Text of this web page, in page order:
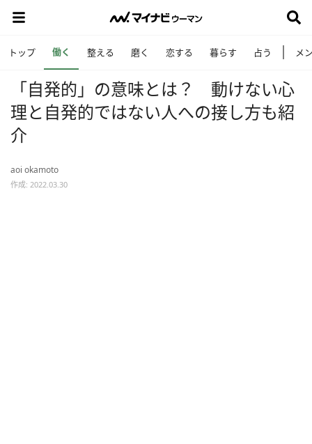
トップ 働く 整える 磨く 恋する 暮らす 占う メ
「自発的」の意味とは？ 動けない心
理と自発的ではない人への接し方も紹
介
aoi okamoto
作成: 2022.03.30